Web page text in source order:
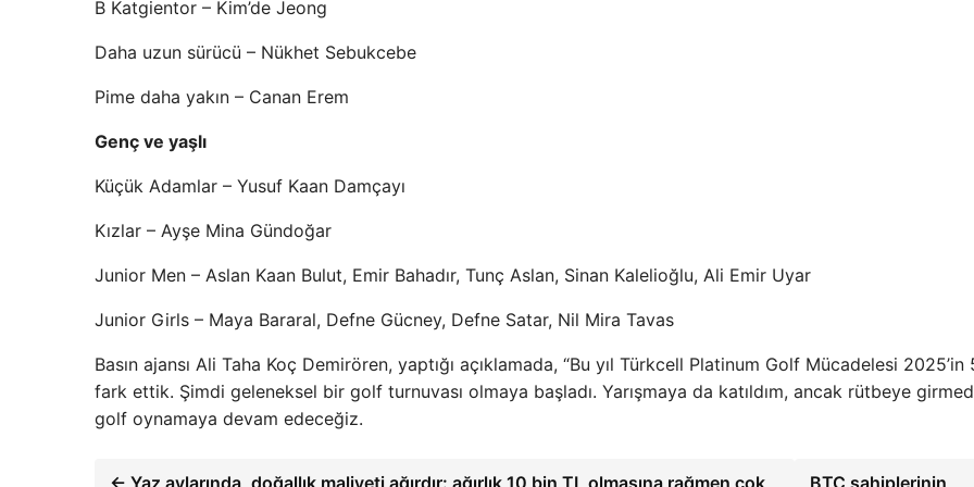
B Katgientor – Kim’de Jeong
Daha uzun sürücü – Nükhet Sebukcebe
Pime daha yakın – Canan Erem
Genç ve yaşlı
Küçük Adamlar – Yusuf Kaan Damçayı
Kızlar – Ayşe Mina Gündoğar
Junior Men – Aslan Kaan Bulut, Emir Bahadır, Tunç Aslan, Sinan Kalelioğlu, Ali Emir Uyar
Junior Girls – Maya Bararal, Defne Gücney, Defne Satar, Nil Mira Tavas
Basın ajansı Ali Taha Koç Demirören, yaptığı açıklamada, “Bu yıl Türkcell Platinum Golf Mücadelesi 2025’in
fark ettik. Şimdi geleneksel bir golf turnuvası olmaya başladı. Yarışmaya da katıldım, ancak rütbeye
golf oynamaya devam edeceğiz.